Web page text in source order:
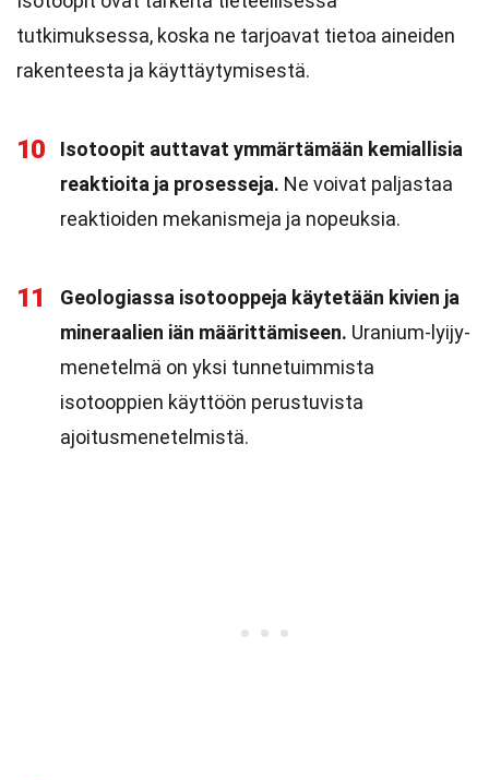
tutkimuksessa, koska ne tarjoavat tietoa aineiden
rakenteesta ja käyttäytymisestä.
10
Isotoopit auttavat ymmärtämään kemiallisia
reaktioita ja prosesseja. Ne voivat paljastaa
reaktioiden mekanismeja ja nopeuksia.
11
Geologiassa isotooppeja käytetään kivien ja
mineraalien iän määrittämiseen. Uranium-lyijy-
menetelmä on yksi tunnetuimmista
isotooppien käyttöön perustuvista
ajoitusmenetelmistä.